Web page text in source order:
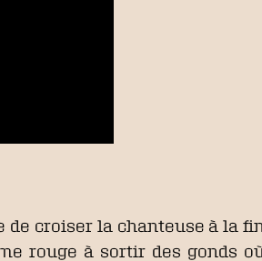
de croiser la chanteuse à la fin
rouge à sortir des gonds où